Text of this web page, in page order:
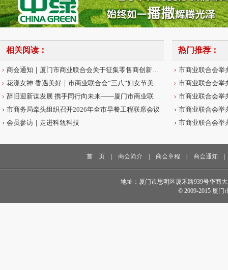
相关阅读：
商会通知｜厦门市商业联合会关于征集零售商创新案例的通知
花漾女神·香遇美好｜市商业联合会“三八”妇女节美学沙龙圆满举办
辞旧迎新谋发展 携手同行向未来——厦门市商业联合会2026年新春贺词
市商务局牵头组织召开2026年全市早餐工程联席会议
会员参访｜走进科瓴科技
热门推荐：
首 页 商会简介 商会章程 商会通知
地址：厦门市思明区厦禾路939号华商大
© 2009-2015 厦